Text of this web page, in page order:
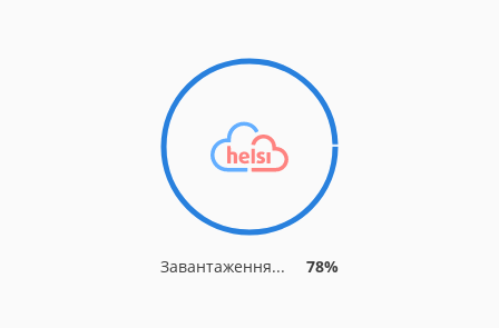
Завантаження... 78%